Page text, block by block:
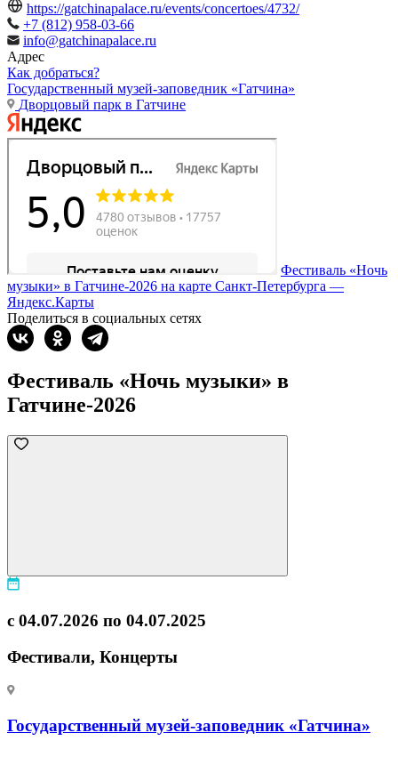
https://gatchinapalace.ru/events/concertoes/4732/
+7 (812) 958-03-66
info@gatchinapalace.ru
Адрес
Как добраться?
Государственный музей-заповедник «Гатчина»
Дворцовый парк в Гатчине
Фестиваль «Ночь
музыки» в Гатчине-2026 на карте Санкт‑Петербурга —
Яндекс.Карты
Поделиться в социальных сетях
Фестиваль «Ночь музыки» в
Гатчине-2026
с 04.07.2026 по 04.07.2025
Фестивали, Концерты
Государственный музей-заповедник «Гатчина»